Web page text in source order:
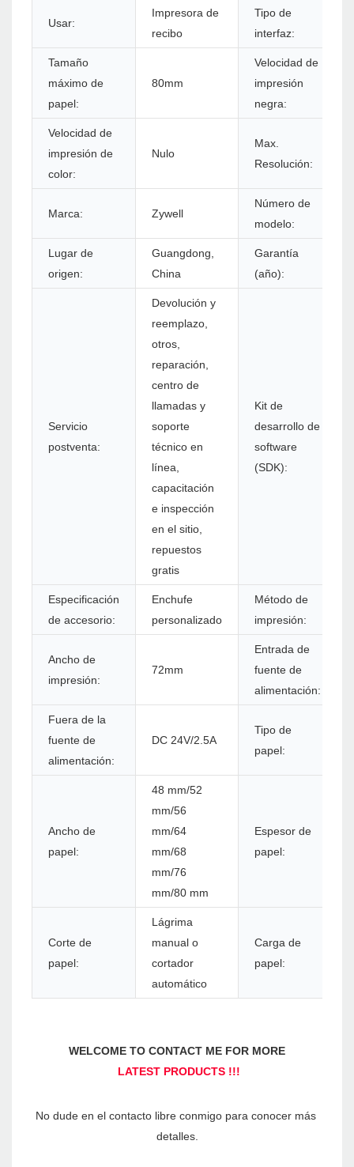
Usar:
Impresora de
recibo
Tipo de
interfaz:
Tamaño
máximo de
papel:
80mm
Velocidad de
impresión
negra:
Velocidad de
impresión de
color:
Nulo
Max.
Resolución:
Marca: Zywell
Número de
modelo:
Lugar de
origen:
Guangdong,
China
Garantía
(año):
Servicio
postventa:
Devolución y
reemplazo,
otros,
reparación,
centro de
llamadas y
soporte
técnico en
línea,
capacitación
e inspección
en el sitio,
repuestos
gratis
Kit de
desarrollo de
software
(SDK):
Especificación
de accesorio:
Enchufe
personalizado
Método de
impresión:
Ancho de
impresión:
72mm
Entrada de
fuente de
alimentación:
Fuera de la
fuente de
alimentación:
DC 24V/2.5A
Tipo de
papel:
Ancho de
papel:
48 mm/52
mm/56
mm/64
mm/68
mm/76
mm/80 mm
Espesor de
papel:
Corte de
papel:
Lágrima
manual o
cortador
automático
Carga de
papel:
No dude en el contacto libre conmigo para conocer más